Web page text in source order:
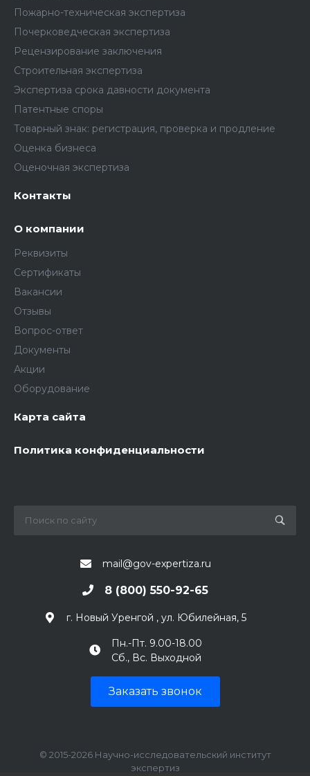
Пожарно-техническая экспертиза
Почерковедческая экспертиза
Рецензирование заключения
Строительная экспертиза
Экспертиза срока давности документа
Патентные споры
Товарный знак: регистрация, проверка и продление
Оценка бизнеса
Оценочная экспертиза
Контакты
О компании
Реквизиты
Сертификаты
Вакансии
Отзывы
Вопрос-ответ
Документы
Акции
Оборудование
Карта сайта
Политика конфиденциальности
mail@gov-expertiza.ru
8 (800) 550-92-65
г. Новый Уренгой , ул. Юбилейная, 5
Пн.-Пт. 9.00-18.00
Сб., Вс. Выходной
Заказать звонок
© 2015-2026 Научно-исследовательский институт
экспертиз